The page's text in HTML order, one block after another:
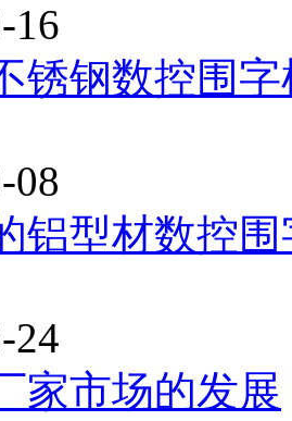
16
锈钢数控围字
08
铝型材数控
24
家市场的发展